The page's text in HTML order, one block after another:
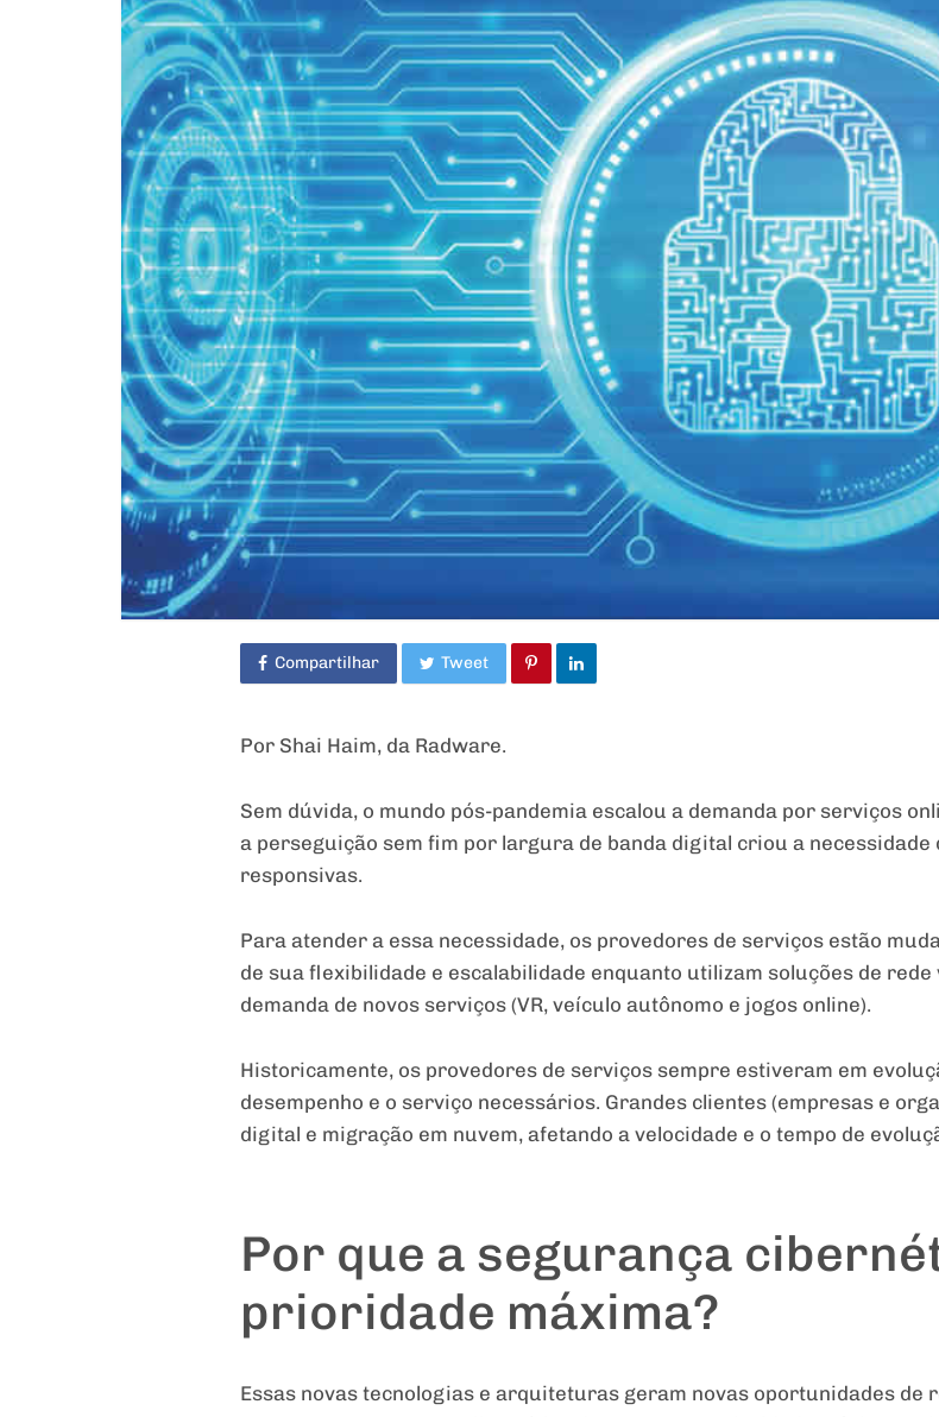
Compartilhar Tweet
Por Shai Haim, da Radware.
Sem dúvida, o mundo pós-pandemia escalou a demanda por serviços
a perseguição sem fim por largura de banda digital criou a necessidade
responsivas.
Para atender a essa necessidade, os provedores de serviços estão
de sua flexibilidade e escalabilidade enquanto utilizam soluções de
demanda de novos serviços (VR, veículo autônomo e jogos online).
Historicamente, os provedores de serviços sempre estiveram em
desempenho e o serviço necessários. Grandes clientes (empresas e
digital e migração em nuvem, afetando a velocidade e o tempo de
Por que a segurança
prioridade máxima?
Essas novas tecnologias e arquiteturas geram novas oportunidades de